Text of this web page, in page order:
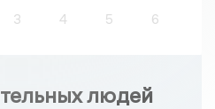
3 4 5 6
людей